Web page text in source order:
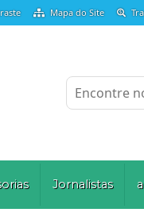
Mapa do Site
Encontre no
Jornalistas